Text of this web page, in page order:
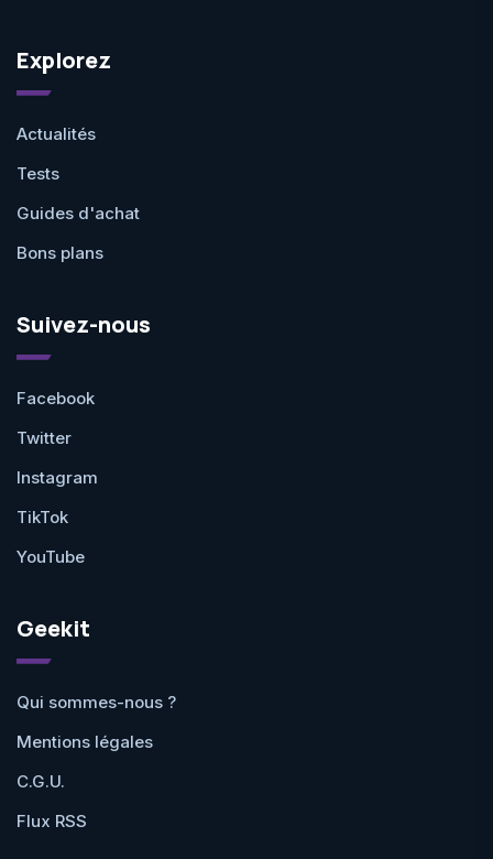
Explorez
Actualités
Tests
Guides d'achat
Bons plans
Suivez-nous
Facebook
Twitter
Instagram
TikTok
YouTube
Geekit
Qui sommes-nous ?
Mentions légales
C.G.U.
Flux RSS